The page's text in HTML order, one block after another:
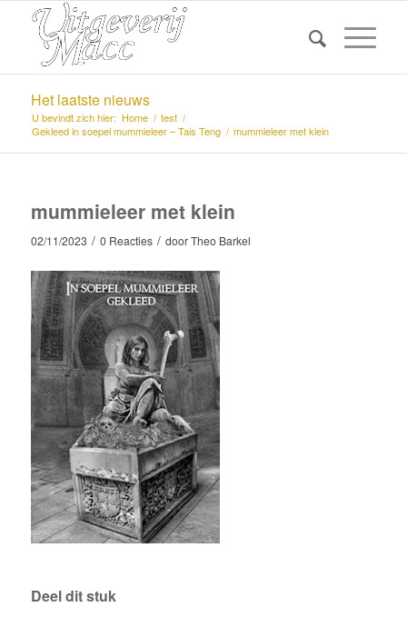
Het laatste nieuws
U bevindt zich hier: Home / test /
Gekleed in soepel mummieleer – Tais Teng / mummieleer met klein
mummieleer met klein
02/11/2023 / 0 Reacties / doorTheo Barkel
Deel dit stuk